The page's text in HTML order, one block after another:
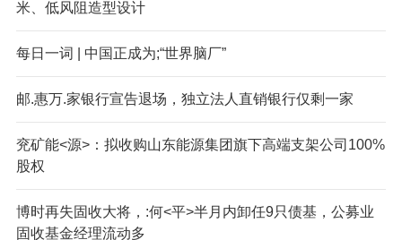
米、低风阻造型设计
每日一词 | 中国正成为;“世界脑厂”
邮.惠万.家银行宣告退场，独立法人直销银行仅剩一家
兖矿能<源>：拟收购山东能源集团旗下高端支架公司100%
股权
博时再失固收大将，:何<平>半月内卸任9只债基，公募业
固收基金经理流动多